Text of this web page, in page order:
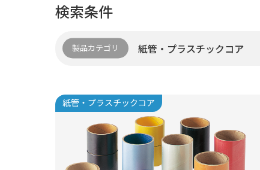
検索条件
製品カテゴリ 紙管・プラスチックコア
紙管・プラスチックコア